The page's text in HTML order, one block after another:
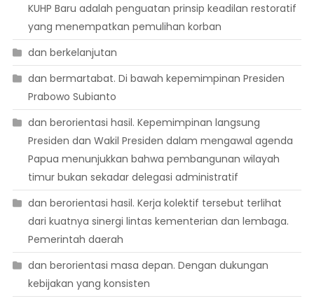
KUHP Baru adalah penguatan prinsip keadilan restoratif
yang menempatkan pemulihan korban
dan berkelanjutan
dan bermartabat. Di bawah kepemimpinan Presiden
Prabowo Subianto
dan berorientasi hasil. Kepemimpinan langsung
Presiden dan Wakil Presiden dalam mengawal agenda
Papua menunjukkan bahwa pembangunan wilayah
timur bukan sekadar delegasi administratif
dan berorientasi hasil. Kerja kolektif tersebut terlihat
dari kuatnya sinergi lintas kementerian dan lembaga.
Pemerintah daerah
dan berorientasi masa depan. Dengan dukungan
kebijakan yang konsisten